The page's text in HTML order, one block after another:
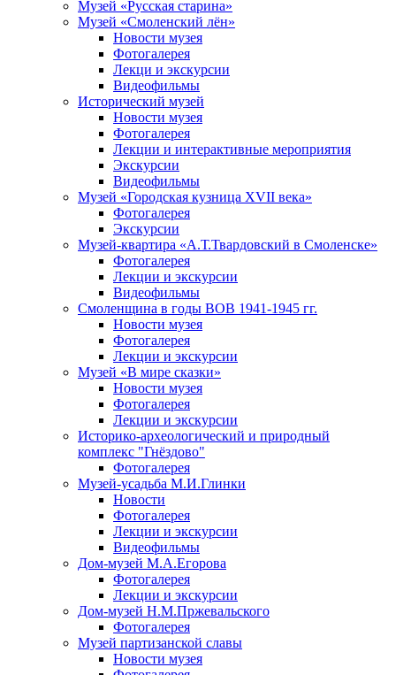
Музей «Русская старина»
Музей «Смоленский лён»
Новости музея
Фотогалерея
Лекци и экскурсии
Видеофильмы
Исторический музей
Новости музея
Фотогалерея
Лекции и интерактивные мероприятия
Экскурсии
Видеофильмы
Музей «Городская кузница XVII века»
Фотогалерея
Экскурсии
Музей-квартира «А.Т.Твардовский в Смоленске»
Фотогалерея
Лекции и экскурсии
Видеофильмы
Смоленщина в годы ВОВ 1941-1945 гг.
Новости музея
Фотогалерея
Лекции и экскурсии
Музей «В мире сказки»
Новости музея
Фотогалерея
Лекции и экскурсии
Историко-археологический и природный
комплекс "Гнёздово"
Фотогалерея
Музей-усадьба М.И.Глинки
Новости
Фотогалерея
Лекции и экскурсии
Видеофильмы
Дом-музей М.А.Егорова
Фотогалерея
Лекции и экскурсии
Дом-музей Н.М.Пржевальского
Фотогалерея
Музей партизанской славы
Новости музея